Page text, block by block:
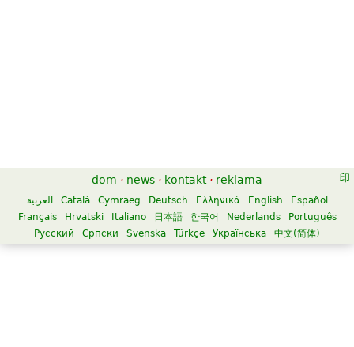
dom · news · kontakt · reklama
العربية Català Cymraeg Deutsch Ελληνικά English
Español
Français
Hrvatski Italiano 日本語 한국어 Nederlands
Português
Русский
Српски Svenska Türkçe Українська 中文(简体)